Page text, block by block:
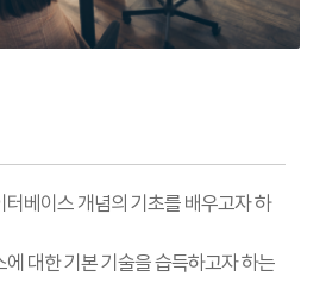
베이스 개념의 기초를 배우고자 하
대한 기본 기술을 습득하고자 하는